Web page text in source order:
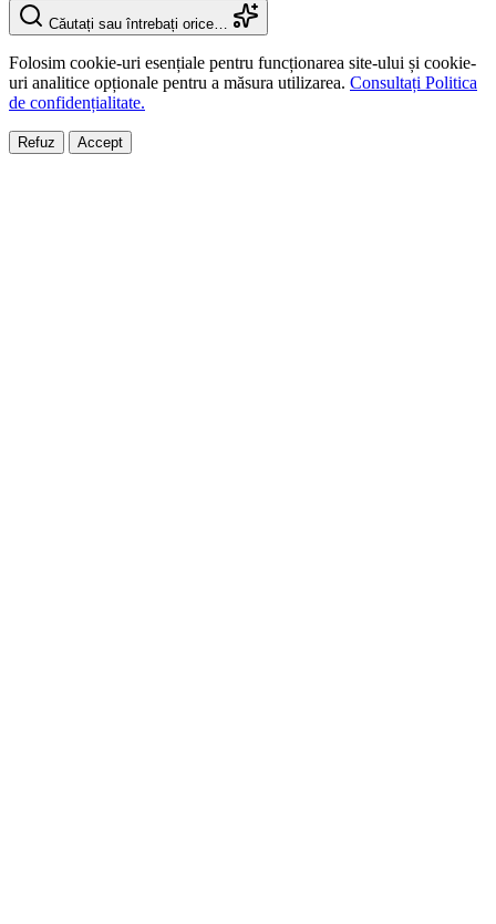
Căutați sau întrebați orice…
Folosim cookie-uri esențiale pentru funcționarea site-ului și cookie-
uri analitice opționale pentru a măsura utilizarea. Consultați Politica
de confidențialitate.
Refuz Accept